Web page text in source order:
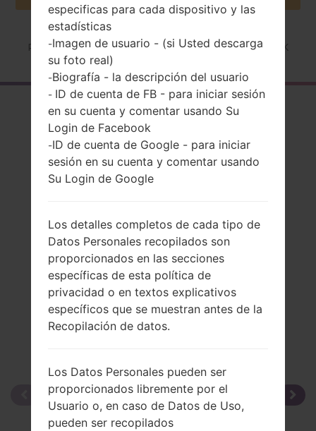
Página principal →Serie →LG Q7 Plus →LGQ725K
El resumen
LGQ725K(LMQ725K)
akaLG Q7 Plus
Comparar
especificas para cada dispositivo y las
estadísticas
-Imagen de usuario - (si Usted descarga
su foto real)
-Biografía - la descripción del usuario
- ID de cuenta de FB - para iniciar sesión
en su cuenta y comentar usando Su
Login de Facebook
-ID de cuenta de Google - para iniciar
sesión en su cuenta y comentar usando
Su Login de Google
Los detalles completos de cada tipo de
Datos Personales recopilados son
proporcionados en las secciones
específicas de esta política de
privacidad o en textos explicativos
específicos que se muestran antes de la
Recopilación de datos.
Los Datos Personales pueden ser
proporcionados libremente por el
Usuario o, en caso de Datos de Uso,
pueden ser recopilados